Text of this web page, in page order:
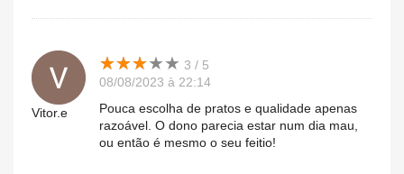
Vitor.e
★★★★★
★★★★★ 3 / 5
08/08/2023 à 22:14
Pouca escolha de pratos e qualidade apenas
razoável. O dono parecia estar num dia mau,
ou então é mesmo o seu feitio!